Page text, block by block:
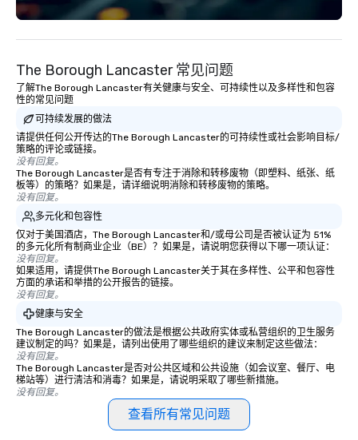
clients first. Today,
ever committed to
VIBE of your business
The Borough Lancaster 常见问题
了解The Borough Lancaster有关健康与安全、可持续性以及多样性和包容
性的常见问题
可持续发展的做法
请提供任何公开传达的The Borough Lancaster的可持续性或社会影响目标/
策略的评论或链接。
没有回复。
The Borough Lancaster是否有专注于消除和转移废物（即塑料、纸张、纸
板等）的策略？如果是，请详细说明消除和转移废物的策略。
没有回复。
多元化和包容性
仅对于美国酒店，The Borough Lancaster和/或母公司是否被认证为 51%
的多元化所有制商业企业（BE）？如果是，请说明您获得以下哪一项认证：
没有回复。
如果适用，请提供The Borough Lancaster关于其在多样性、公平和包容性
方面的承诺和举措的公开报告的链接。
没有回复。
健康与安全
The Borough Lancaster的做法是根据公共政府实体或私营组织的卫生服务
建议制定的吗？如果是，请列出使用了哪些组织的建议来制定这些做法：
没有回复。
The Borough Lancaster是否对公共区域和公共设施（如会议室、餐厅、电
梯站等）进行清洁和消毒？如果是，请说明采取了哪些新措施。
没有回复。
查看所有常见问题